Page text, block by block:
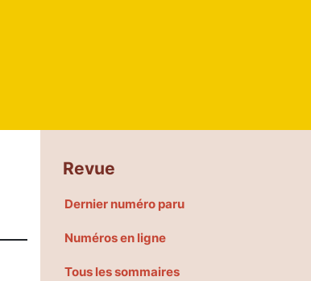
Revue
Dernier numéro paru
Numéros en ligne
Tous les sommaires